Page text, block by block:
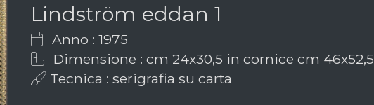
Lindström eddan 1
Anno : 1975
Dimensione : cm 24x30,5 in cornice cm 46x52,5
Tecnica : serigrafia su carta